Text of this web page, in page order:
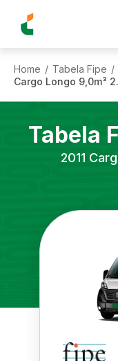
Home / Tabela Fipe /
Cargo Longo 9,0m³
Tabela
2011